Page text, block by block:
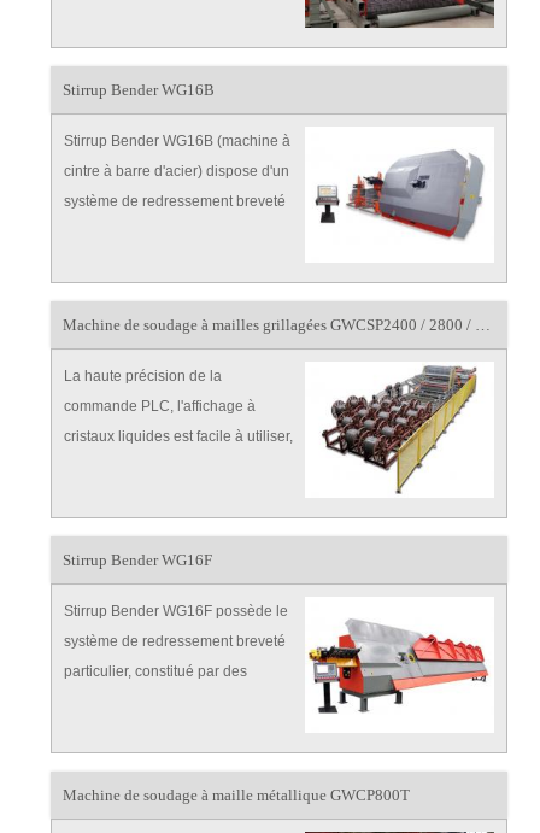
produire des ouvertures différentes.
Pas de temps de change
Stirrup Bender WG16B
Stirrup Bender WG16B (machine à
cintre à barre d'acier) dispose d'un
système de redressement breveté
automatiquement, intégré à 4
rouleaux de traction qui élimine
La haute précision de la
commande PLC, l'affichage à
cristaux liquides est facile à utiliser,
logiciel de gestion.
Stirrup Bender WG16F
Stirrup Bender WG16F possède le
système de redressement breveté
particulier, constitué par des
rouleaux de traction qui éliminent
la torsion.
Machine de soudage à maille métallique GWCP800T